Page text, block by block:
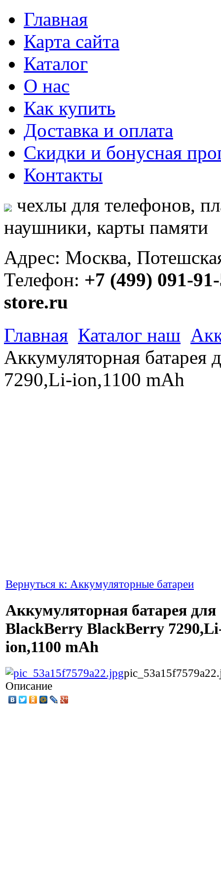
Главная
Карта сайта
Каталог
О нас
Как купить
Доставка и оплата
Скидки и бонусная
Контакты
чехлы для телефонов,
наушники, карты памяти
Адрес: Москва,
Телефон: +7 (499) 091-
store.ru
Главная Каталог наш
Аккумуляторная
7290,Li-ion,1100 mAh
Вернуться к: Аккумуляторные батареи
Аккумуляторная батарея для
BlackBerry BlackBerry
ion,1100 mAh
Описание